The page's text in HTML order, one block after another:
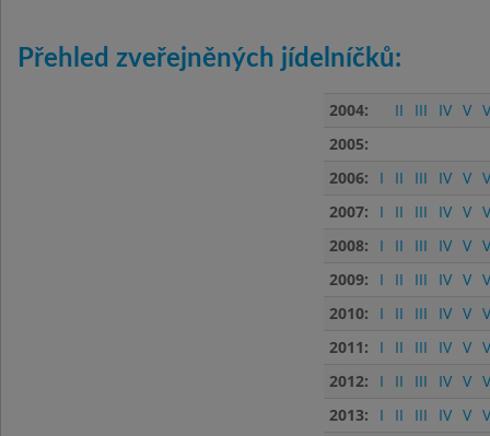
Přehled zveřejněných jídelníčků:
2004: II III IV V
2005:
2006:
I II III IV V
2007:
I II III IV V
2008:
I II III IV V
2009:
I II III IV V
2010:
I II III IV V
2011:
I II III IV V
2012:
I II III IV V
2013:
I II III IV V